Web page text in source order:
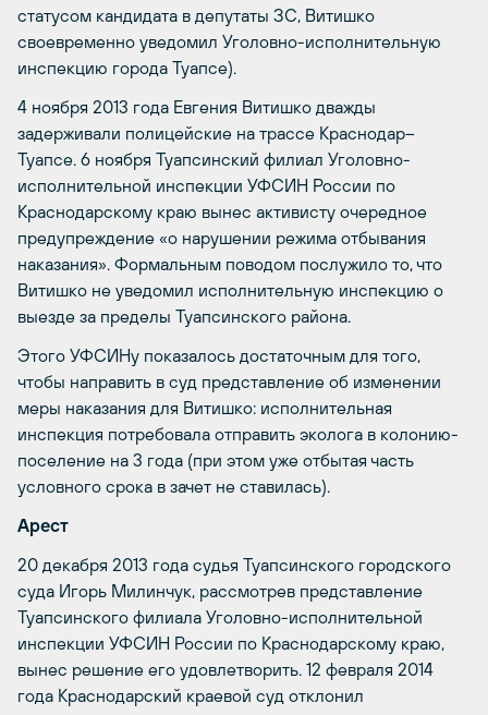
статусом кандидата в депутаты ЗС, Витишко
своевременно уведомил Уголовно-исполнительную
инспекцию города Туапсе).
4 ноября 2013 года Евгения Витишко дважды
задерживали полицейские на трассе Краснодар–
Туапсе. 6 ноября Туапсинский филиал Уголовно-
исполнительной инспекции УФСИН России по
Краснодарскому краю вынес активисту очередное
предупреждение «о нарушении режима отбывания
наказания». Формальным поводом послужило то, что
Витишко не уведомил исполнительную инспекцию о
выезде за пределы Туапсинского района.
Этого УФСИНу показалось достаточным для того,
чтобы направить в суд представление об изменении
меры наказания для Витишко: исполнительная
инспекция потребовала отправить эколога в колонию-
поселение на 3 года (при этом уже отбытая часть
условного срока в зачет не ставилась).
Арест
20 декабря 2013 года судья Туапсинского городского
суда Игорь Милинчук, рассмотрев представление
Туапсинского филиала Уголовно-исполнительной
инспекции УФСИН России по Краснодарскому краю,
вынес решение его удовлетворить. 12 февраля 2014
года Краснодарский краевой суд отклонил